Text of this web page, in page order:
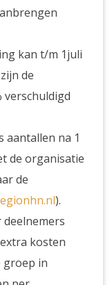
kan t/m 1juli
de
verschuldigd
aantallen na 1
de organisatie
de
).
kosten
groep in